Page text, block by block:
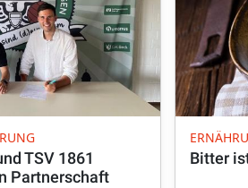
TSV 1861
Partnerschaft
Bitter